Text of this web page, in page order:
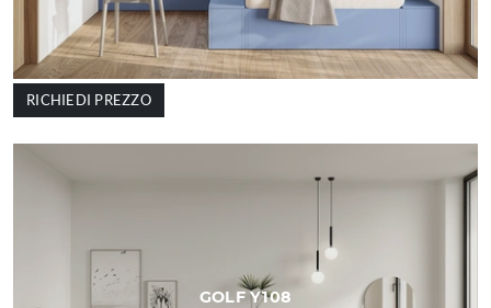
RICHIEDI PREZZO
GOLF Y108